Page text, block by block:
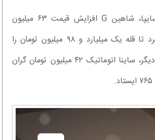
میان محصولات سایپا، شاهین G افزایش قیمت ۶۳ میلیون
تومانی را تجربه کرد تا قله یک میلیارد و ۹۸ میلیون تومان را
فتح کند. از سوی دیگر، ساینا اتوماتیک ۴۲ میلیون تومان گران